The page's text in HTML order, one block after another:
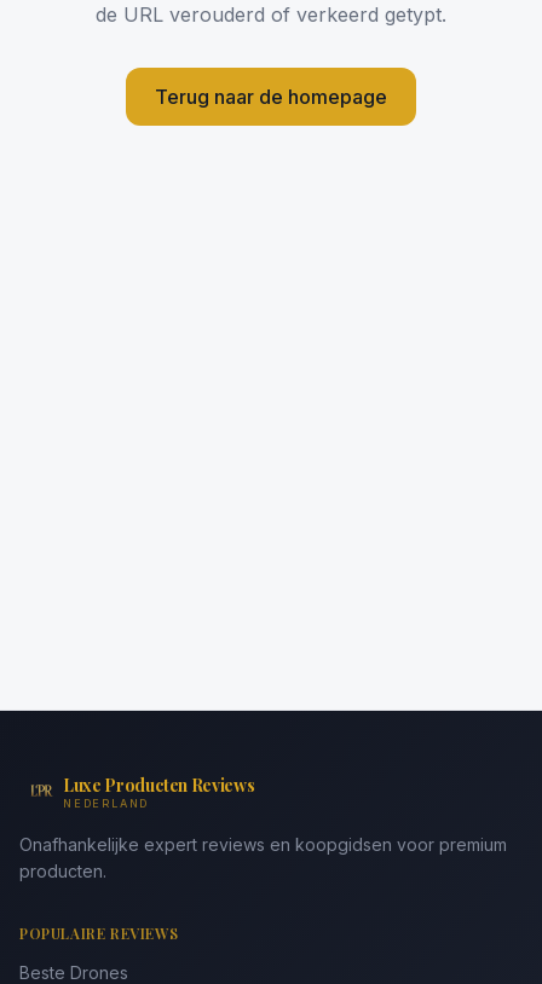
de URL verouderd of verkeerd getypt.
Terug naar de homepage
Luxe Producten Reviews
NEDERLAND
Onafhankelijke expert reviews en koopgidsen voor premium
producten.
POPULAIRE REVIEWS
Beste Drones